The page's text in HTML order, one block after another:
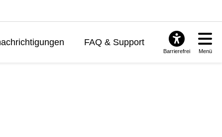
FAQ & Support
Barrierefrei Menü